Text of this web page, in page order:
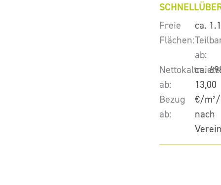
Freie
Flächen:
ca.
ab:
ca.
Nettokaltmiete
ab:
13,00
€/
Bezug
ab:
nach